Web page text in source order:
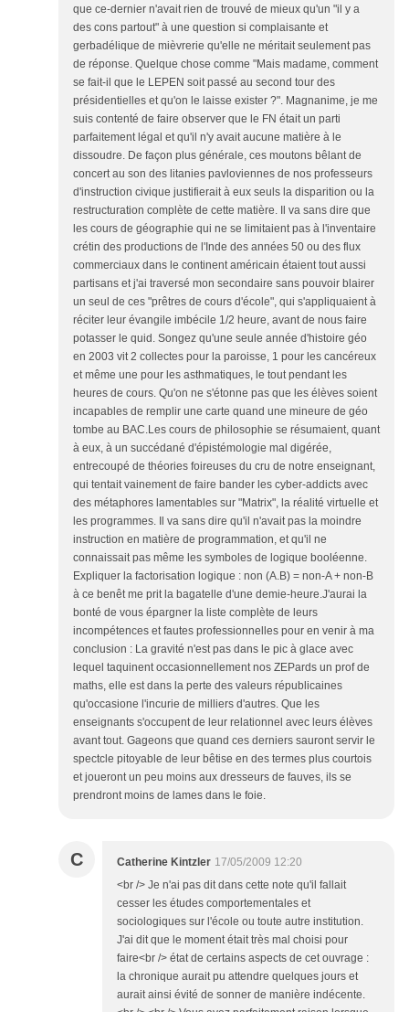
que ce-dernier n'avait rien de trouvé de mieux qu'un "il y a
des cons partout" à une question si complaisante et
gerbadélique de mièvrerie qu'elle ne méritait seulement pas
de réponse. Quelque chose comme "Mais madame, comment
se fait-il que le LEPEN soit passé au second tour des
présidentielles et qu'on le laisse exister ?". Magnanime, je me
suis contenté de faire observer que le FN était un parti
parfaitement légal et qu'il n'y avait aucune matière à le
dissoudre. De façon plus générale, ces moutons bêlant de
concert au son des litanies pavloviennes de nos professeurs
d'instruction civique justifierait à eux seuls la disparition ou la
restructuration complète de cette matière. Il va sans dire que
les cours de géographie qui ne se limitaient pas à l'inventaire
crétin des productions de l'Inde des années 50 ou des flux
commerciaux dans le continent américain étaient tout aussi
partisans et j'ai traversé mon secondaire sans pouvoir blairer
un seul de ces "prêtres de cours d'école", qui s'appliquaient à
réciter leur évangile imbécile 1/2 heure, avant de nous faire
potasser le quid. Songez qu'une seule année d'histoire géo
en 2003 vit 2 collectes pour la paroisse, 1 pour les cancéreux
et même une pour les asthmatiques, le tout pendant les
heures de cours. Qu'on ne s'étonne pas que les élèves soient
incapables de remplir une carte quand une mineure de géo
tombe au BAC.Les cours de philosophie se résumaient, quant
à eux, à un succédané d'épistémologie mal digérée,
entrecoupé de théories foireuses du cru de notre enseignant,
qui tentait vainement de faire bander les cyber-addicts avec
des métaphores lamentables sur "Matrix", la réalité virtuelle et
les programmes. Il va sans dire qu'il n'avait pas la moindre
instruction en matière de programmation, et qu'il ne
connaissait pas même les symboles de logique booléenne.
Expliquer la factorisation logique : non (A.B) = non-A + non-B
à ce benêt me prit la bagatelle d'une demie-heure.J'aurai la
bonté de vous épargner la liste complète de leurs
incompétences et fautes professionnelles pour en venir à ma
conclusion : La gravité n'est pas dans le pic à glace avec
lequel taquinent occasionnellement nos ZEPards un prof de
maths, elle est dans la perte des valeurs républicaines
qu'occasione l'incurie de milliers d'autres. Que les
enseignants s'occupent de leur relationnel avec leurs élèves
avant tout. Gageons que quand ces derniers sauront servir le
spectcle pitoyable de leur bêtise en des termes plus courtois
et joueront un peu moins aux dresseurs de fauves, ils se
prendront moins de lames dans le foie.
C Catherine Kintzler 17/05/2009 12:20
<br /> Je n'ai pas dit dans cette note qu'il fallait
cesser les études comportementales et
sociologiques sur l'école ou toute autre institution.
J'ai dit que le moment était très mal choisi pour
faire<br /> état de certains aspects de cet ouvrage :
la chronique aurait pu attendre quelques jours et
aurait ainsi évité de sonner de manière indécente.